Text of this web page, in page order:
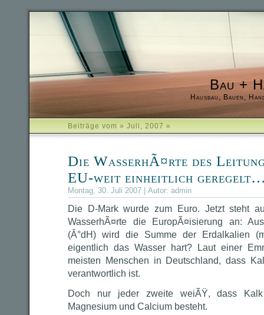
Bau +
Hausbau, Bauen,
Beiträge vom » Juli, 2007 «
Die WasserhÃ¤rte des
EU-weit einheitlich
Montag, 30. Juli 2007 | Autor: admin
Die D-Mark wurde zum Euro. Jetzt steht
WasserhÃ¤rte die EuropÃ¤isierung an:
(Â°dH) wird die Summe der Erdalkalien
eigentlich das Wasser hart? Laut einer
meisten Menschen in Deutschland, dass
verantwortlich ist.
Doch nur jeder zweite weiÃŸ, dass
Magnesium und Calcium besteht.